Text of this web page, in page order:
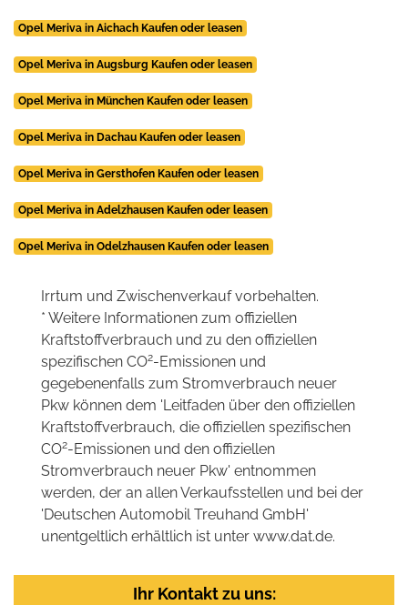
Opel Meriva in Aichach Kaufen oder leasen
Opel Meriva in Augsburg Kaufen oder leasen
Opel Meriva in München Kaufen oder leasen
Opel Meriva in Dachau Kaufen oder leasen
Opel Meriva in Gersthofen Kaufen oder leasen
Opel Meriva in Adelzhausen Kaufen oder leasen
Opel Meriva in Odelzhausen Kaufen oder leasen
Irrtum und Zwischenverkauf vorbehalten.
* Weitere Informationen zum offiziellen
Kraftstoffverbrauch und zu den offiziellen
spezifischen CO2-Emissionen und
gegebenenfalls zum Stromverbrauch neuer
Pkw können dem 'Leitfaden über den offiziellen
Kraftstoffverbrauch, die offiziellen spezifischen
CO2-Emissionen und den offiziellen
Stromverbrauch neuer Pkw' entnommen
werden, der an allen Verkaufsstellen und bei der
'Deutschen Automobil Treuhand GmbH'
unentgeltlich erhältlich ist unter www.dat.de.
Ihr Kontakt zu uns: